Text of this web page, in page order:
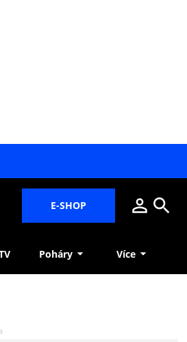
E-SHOP
Poháry Více